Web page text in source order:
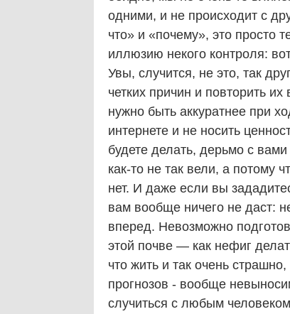
одними, и не происходит с
что» и «почему», это просто
иллюзию некого контроля:
Увы, случится, не это, так
четких причин и повторить
нужно быть аккуратнее при
интернете и не носить
будете делать, дерьмо с
как-то не так вели, а потому
нет. И даже если вы
вам вообще ничего не даст:
вперед. Невозможно
этой почве — как нефиг
что жить и так очень
прогнозов - вообще
случиться с любым